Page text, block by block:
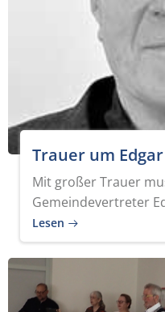
Trauer um
Mit großer Trauer
Gemeindevertreter
Lesen